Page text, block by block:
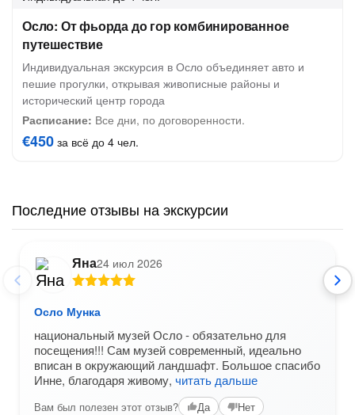
Осло: От фьорда до гор комбинированное
путешествие
Индивидуальная экскурсия в Осло объединяет авто и
пешие прогулки, открывая живописные районы и
исторический центр города
Расписание: Все дни, по договоренности.
€450 за всё до 4 чел.
Последние отзывы на экскурсии
Яна24 июл 2026
Осло Мунка
национальный музей Осло - обязательно для
посещения!!! Сам музей современный, идеально
вписан в окружающий ландшафт. Большое спасибо
Инне, благодаря живому, читать дальше
Вам был полезен этот отзыв? Да Нет